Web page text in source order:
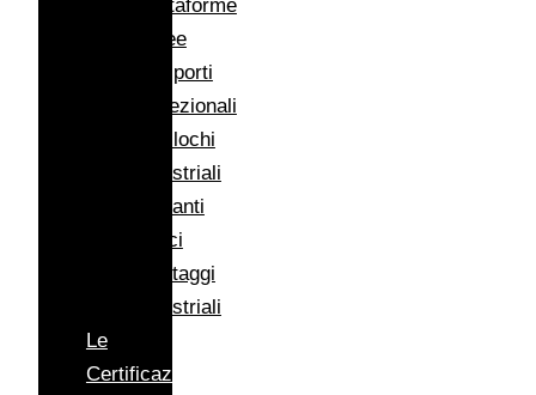
Piattaforme
Aeree
Trasporti
Eccezionali
Traslochi
Industriali
Impianti
Eolici
Montaggi
Industriali
Le
Certificazioni